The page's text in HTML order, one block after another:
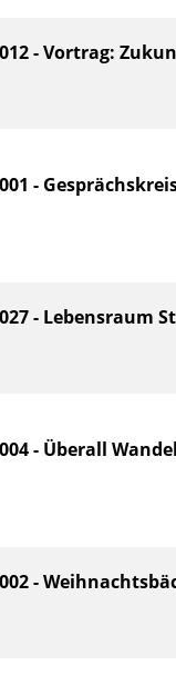
- Vortrag:
-
- Lebensraum
- Überall
-